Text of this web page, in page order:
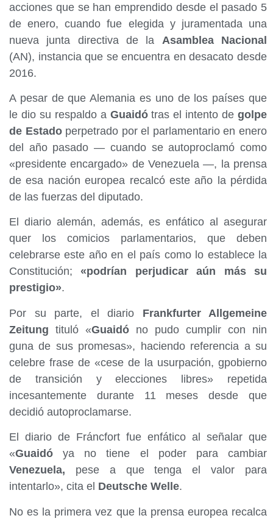
acciones que se han emprendido desde el pasado 5
de enero, cuando fue elegida y juramentada una
nueva junta directiva de la Asamblea Nacional
(AN), instancia que se encuentra en desacato desde
2016.
A pesar de que Alemania es uno de los países que
le dio su respaldo a Guaidótras el intento de golpe
de Estadoperpetrado por el parlamentario en enero
del año pasado — cuando se autoproclamó como
«presidente encargado» de Venezuela —, la prensa
de esa nación europea recalcó este año la pérdida
de las fuerzas del diputado.
El diario alemán, además, es enfático al asegurar
quer los comicios parlamentarios, que deben
celebrarse este año en el país como lo establece la
Constitución; «podrían perjudicar aún más su
prestigio».
Por su parte, el diario Frankfurter Allgemeine
Zeitung tituló «Guaidó no pudo cumplir con nin
guna de sus promesas», haciendo referencia a su
celebre frase de «cese de la usurpación, gpobierno
de transición y elecciones libres» repetida
incesantemente durante 11 meses desde que
decidió autoproclamarse.
El diario de Fráncfort fue enfático al señalar que
«Guaidó ya no tiene el poder para cambiar
Venezuela, pese a que tenga el valor para
intentarlo», cita el Deutsche Welle.
No es la primera vez que la prensa europea recalca